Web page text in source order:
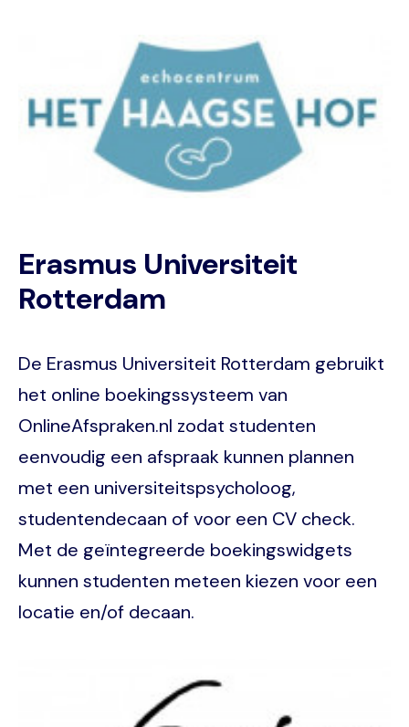
Erasmus Universiteit
Rotterdam
De Erasmus Universiteit Rotterdam gebruikt
het online boekingssysteem van
OnlineAfspraken.nl zodat studenten
eenvoudig een afspraak kunnen plannen
met een universiteitspsycholoog,
studentendecaan of voor een CV check.
Met de geïntegreerde boekingswidgets
kunnen studenten meteen kiezen voor een
locatie en/of decaan.